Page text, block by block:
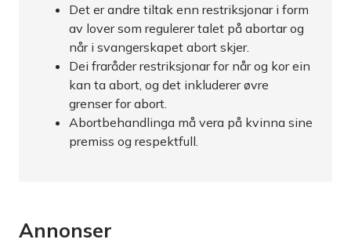
Det er andre tiltak enn restriksjonar i form
av lover som regulerer talet på abortar og
når i svangerskapet abort skjer.
Dei fraråder restriksjonar for når og kor ein
kan ta abort, og det inkluderer øvre
grenser for abort.
Abortbehandlinga må vera på kvinna sine
premiss og respektfull.
Annonser